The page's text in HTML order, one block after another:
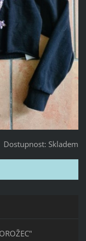
Dostupnost: Skladem